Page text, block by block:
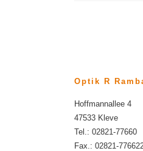
Optik R
Hoffmannallee 4
47533 Kleve
Tel.: 02821-77660
Fax.: 02821-